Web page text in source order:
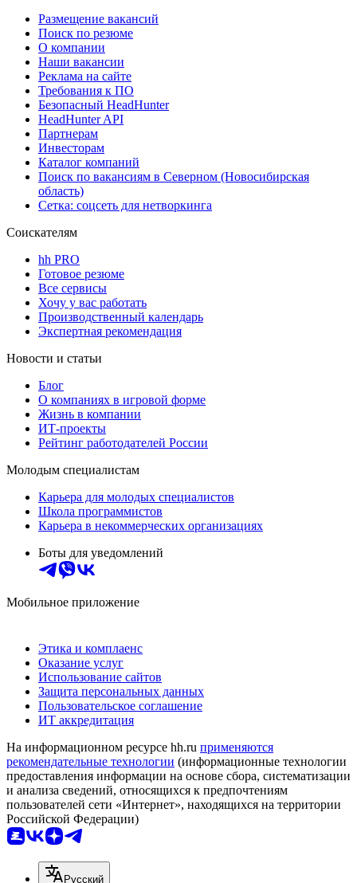
Размещение вакансий
Поиск по резюме
О компании
Наши вакансии
Реклама на сайте
Требования к ПО
Безопасный HeadHunter
HeadHunter API
Партнерам
Инвесторам
Каталог компаний
Поиск по вакансиям в Северном (Новосибирская
область)
Сетка: соцсеть для нетворкинга
Соискателям
hh PRO
Готовое резюме
Все сервисы
Хочу у вас работать
Производственный календарь
Экспертная рекомендация
Новости и статьи
Блог
О компаниях в игровой форме
Жизнь в компании
ИТ-проекты
Рейтинг работодателей России
Молодым специалистам
Карьера для молодых специалистов
Школа программистов
Карьера в некоммерческих организациях
Боты для уведомлений
Мобильное приложение
Этика и комплаенс
Оказание услуг
Использование сайтов
Защита персональных данных
Пользовательское соглашение
ИТ аккредитация
На информационном ресурсе hh.ru применяются
рекомендательные технологии (информационные технологии
предоставления информации на основе сбора, систематизации
и анализа сведений, относящихся к предпочтениям
пользователей сети «Интернет», находящихся на территории
Российской Федерации)
Русский